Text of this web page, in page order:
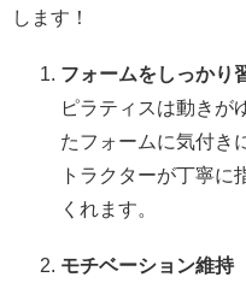
します！
フォームをしっかり
ピラティスは動きが
たフォームに気付き
トラクターが丁寧に
くれます。
モチベーション維持